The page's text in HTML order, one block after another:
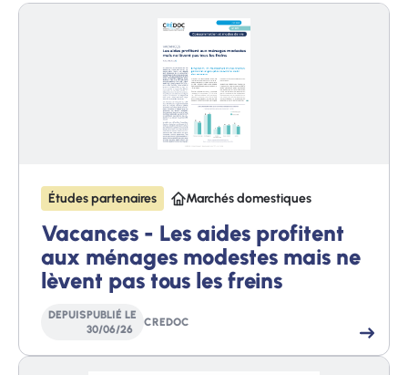
Études partenaires Marchés domestiques
Vacances - Les aides profitent
aux ménages modestes mais ne
lèvent pas tous les freins
DEPUISPUBLIÉ LE
30/06/26
CREDOC